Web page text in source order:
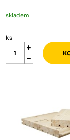
skladem
ks